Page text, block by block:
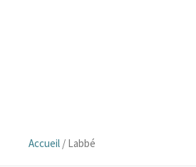
Accueil / Labbé